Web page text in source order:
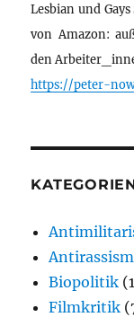
Lesbian und
von Amazon:
den
https://peter-
Biopolitik
Filmkritik